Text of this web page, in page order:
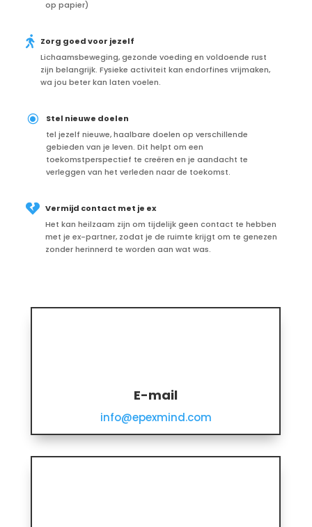
op papier)
 Zorg goed voor jezelf
Lichaamsbeweging, gezonde voeding en voldoende rust
zijn belangrijk. Fysieke activiteit kan endorfines vrijmaken,
wa jou beter kan laten voelen.
\
Stel nieuwe doelen
tel jezelf nieuwe, haalbare doelen op verschillende
gebieden van je leven. Dit helpt om een
toekomstperspectief te creëren en je aandacht te
verleggen van het verleden naar de toekomst.
 Vermijd contact met je ex
Het kan heilzaam zijn om tijdelijk geen contact te hebben
met je ex-partner, zodat je de ruimte krijgt om te genezen
zonder herinnerd te worden aan wat was.
E-mail
info@epexmind.com